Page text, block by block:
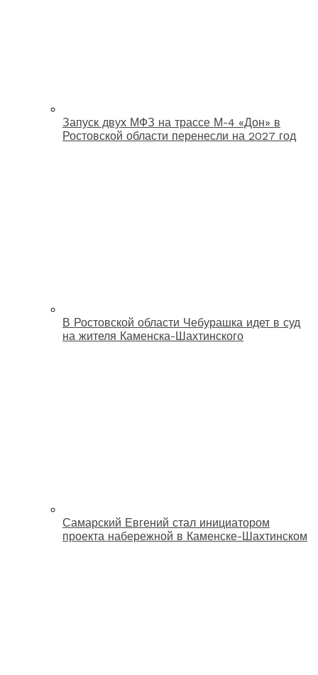
Запуск двух МФЗ на трассе М-4 «Дон» в
Ростовской области перенесли на 2027 год
В Ростовской области Чебурашка идет в суд
на жителя Каменска-Шахтинского
Самарский Евгений стал инициатором
проекта набережной в Каменске-Шахтинском